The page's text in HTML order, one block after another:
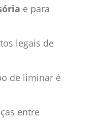
e para
legais de
de liminar é
entre